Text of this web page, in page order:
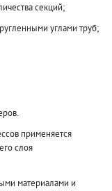
секций;
углами труб;
применяется
слоя
материалами и